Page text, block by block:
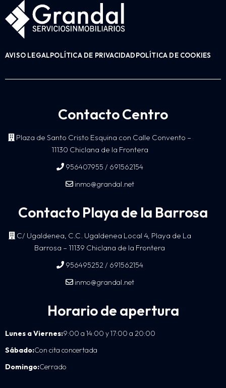
AVISO LEGALPOLÍTICA DE PRIVACIDADPOLÍTICA DE COOKIES
Contacto Centro
Plaza de Santo Cristo Esquina con Calle Convento –
11130 Chiclana de la Frontera
956407955 / 691562154
inmo@grandal.net
Contacto Playa de la Barrosa
C/ Ugaldenea, C.C. Ugaldenea Local 4, Playa de La
Barrosa – 11139 Chiclana de la Frontera
956495252 / 691562154
inmo@grandal.net
Horario de apertura
Lunes a Viernes:9:00 a 14:00 y 17:00 a 20:00
Sábado:Con cita concertada
Domingo:Cerrado